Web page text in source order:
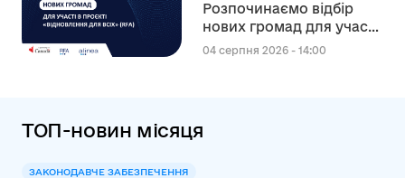
Розпочинаємо відбір
нових громад для участі
в канадському проєкті
04 серпня 2026 - 14:00
ТОП-новин місяця
ЗАКОНОДАВЧЕ ЗАБЕЗПЕЧЕННЯ